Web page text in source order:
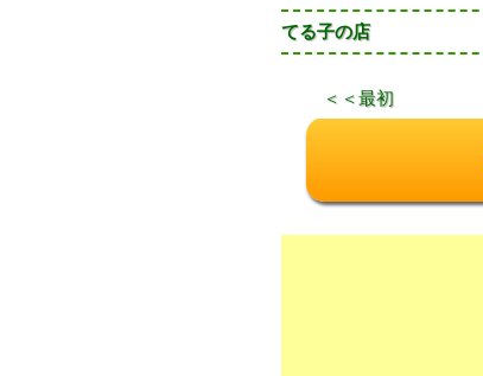
てる子の店
＜＜最初